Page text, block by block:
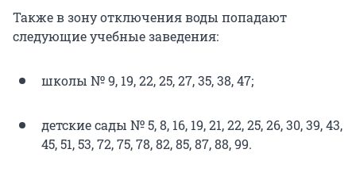
Также в зону отключения воды попадают
следующие учебные заведения:
школы № 9, 19, 22, 25, 27, 35, 38, 47;
детские сады № 5, 8, 16, 19, 21, 22, 25, 26, 30, 39, 43,
45, 51, 53, 72, 75, 78, 82, 85, 87, 88, 99.